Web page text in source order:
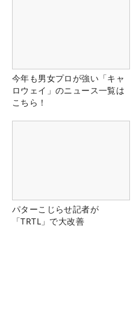
今年も男女プロが強い「キャ
ロウェイ」のニュース一覧は
こちら！
パターこじらせ記者が
「TRTL」で大改善